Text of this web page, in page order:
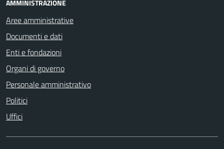
AMMINISTRAZIONE
Aree amministrative
Documenti e dati
Enti e fondazioni
Organi di governo
Personale amministrativo
Politici
Uffici